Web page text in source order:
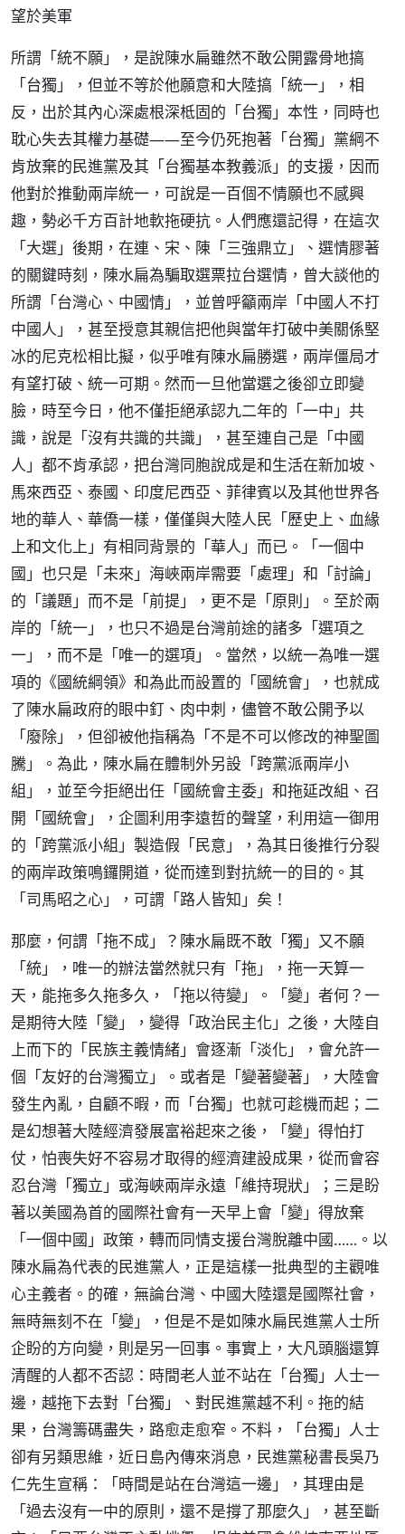
望於美軍
所謂「統不願」，是說陳水扁雖然不敢公開露骨地搞
「台獨」，但並不等於他願意和大陸搞「統一」，相
反，出於其內心深處根深柢固的「台獨」本性，同時也
耽心失去其權力基礎——至今仍死抱著「台獨」黨綱不
肯放棄的民進黨及其「台獨基本教義派」的支援，因而
他對於推動兩岸統一，可說是一百個不情願也不感興
趣，勢必千方百計地軟拖硬抗。人們應還記得，在這次
「大選」後期，在連、宋、陳「三強鼎立」、選情膠著
的關鍵時刻，陳水扁為騙取選票拉台選情，曾大談他的
所謂「台灣心、中國情」，並曾呼籲兩岸「中國人不打
中國人」，甚至授意其親信把他與當年打破中美關係堅
冰的尼克松相比擬，似乎唯有陳水扁勝選，兩岸僵局才
有望打破、統一可期。然而一旦他當選之後卻立即變
臉，時至今日，他不僅拒絕承認九二年的「一中」共
識，說是「沒有共識的共識」，甚至連自己是「中國
人」都不肯承認，把台灣同胞說成是和生活在新加坡、
馬來西亞、泰國、印度尼西亞、菲律賓以及其他世界各
地的華人、華僑一樣，僅僅與大陸人民「歷史上、血緣
上和文化上」有相同背景的「華人」而已。「一個中
國」也只是「未來」海峽兩岸需要「處理」和「討論」
的「議題」而不是「前提」，更不是「原則」。至於兩
岸的「統一」，也只不過是台灣前途的諸多「選項之
一」，而不是「唯一的選項」。當然，以統一為唯一選
項的《國統綱領》和為此而設置的「國統會」，也就成
了陳水扁政府的眼中釘、肉中刺，儘管不敢公開予以
「廢除」，但卻被他指稱為「不是不可以修改的神聖圖
騰」。為此，陳水扁在體制外另設「跨黨派兩岸小
組」，並至今拒絕出任「國統會主委」和拖延改組、召
開「國統會」，企圖利用李遠哲的聲望，利用這一御用
的「跨黨派小組」製造假「民意」，為其日後推行分裂
的兩岸政策鳴鑼開道，從而達到對抗統一的目的。其
「司馬昭之心」，可謂「路人皆知」矣！
那麼，何謂「拖不成」？陳水扁既不敢「獨」又不願
「統」，唯一的辦法當然就只有「拖」，拖一天算一
天，能拖多久拖多久，「拖以待變」。「變」者何？一
是期待大陸「變」，變得「政治民主化」之後，大陸自
上而下的「民族主義情緒」會逐漸「淡化」，會允許一
個「友好的台灣獨立」。或者是「變著變著」，大陸會
發生內亂，自顧不暇，而「台獨」也就可趁機而起；二
是幻想著大陸經濟發展富裕起來之後，「變」得怕打
仗，怕喪失好不容易才取得的經濟建設成果，從而會容
忍台灣「獨立」或海峽兩岸永遠「維持現狀」；三是盼
著以美國為首的國際社會有一天早上會「變」得放棄
「一個中國」政策，轉而同情支援台灣脫離中國……。以
陳水扁為代表的民進黨人，正是這樣一批典型的主觀唯
心主義者。的確，無論台灣、中國大陸還是國際社會，
無時無刻不在「變」，但是不是如陳水扁民進黨人士所
企盼的方向變，則是另一回事。事實上，大凡頭腦還算
清醒的人都不否認：時間老人並不站在「台獨」人士一
邊，越拖下去對「台獨」、對民進黨越不利。拖的結
果，台灣籌碼盡失，路愈走愈窄。不料，「台獨」人士
卻有另類思維，近日島內傳來消息，民進黨秘書長吳乃
仁先生宣稱：「時間是站在台灣這一邊」，其理由是
「過去沒有一中的原則，還不是撐了那麼久」，甚至斷